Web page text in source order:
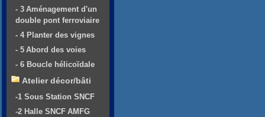
- 3 Aménagement d'un
double pont ferroviaire
- 4 Planter des vignes
- 5 Abord des voies
- 6 Boucle hélicoïdale
Atelier décor/bâti
-1 Sous Station SNCF
-2 Halle SNCF AMFG